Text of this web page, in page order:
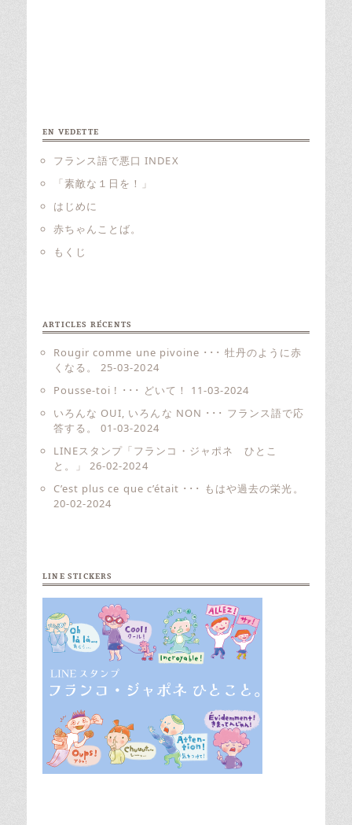
EN VEDETTE
フランス語で悪口 INDEX
「素敵な１日を！」
はじめに
赤ちゃんことば。
もくじ
ARTICLES RÉCENTS
Rougir comme une pivoine ･･･ 牡丹のように赤
くなる。
25-03-2024
Pousse-toi ! ･･･ どいて！
11-03-2024
いろんな OUI, いろんな NON ･･･ フランス語で応
答する。
01-03-2024
LINEスタンプ「フランコ・ジャポネ ひとこ
と。」
26-02-2024
C’est plus ce que c’était ･･･ もはや過去の栄光。
20-02-2024
LINE STICKERS